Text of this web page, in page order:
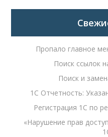
Пропало главное
Поиск ссылок
Поиск и
1С Отчетность:
Регистрация 1С по
«Нарушение прав